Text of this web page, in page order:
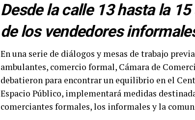
Desde la calle 13 hasta la
de los vendedores
En una serie de diálogos y mesas de trabajo
ambulantes, comercio formal, Cámara de
debatieron para encontrar un equilibrio en el
Espacio Público, implementará medidas
comerciantes formales, los informales y la